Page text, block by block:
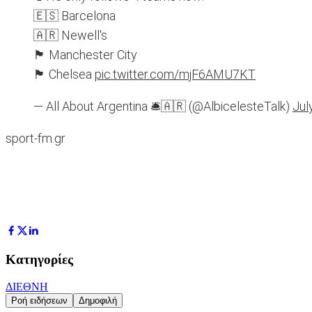
🇪🇸 Barcelona
🇦🇷 Newell's
🏴󠁧󠁢󠁥󠁮󠁧󠁿 Manchester City
🏴󠁧󠁢󠁥󠁮󠁧󠁿 Chelsea pic.twitter.com/mjF6AMU7KT
— All About Argentina 🛎🇦🇷 (@AlbicelesteTalk)
sport-fm.gr
Κατηγορίες
ΔΙΕΘΝΗ
Ροή ειδήσεων Δημοφιλή